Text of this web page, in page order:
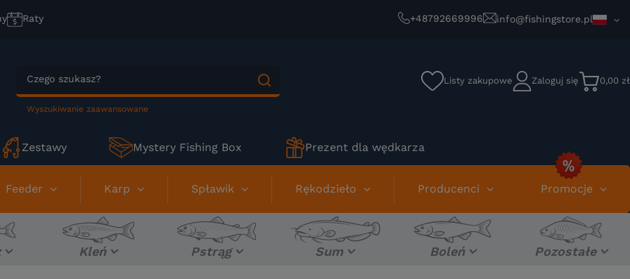
Raty +48792669996 info@fishingstore.pl
Wyszukiwanie zaawansowane
Listy zakupowe Zaloguj się 0,00 zł
Zestawy Mystery Fishing Box Prezent dla wędkarza
Feeder Karp Spławik Rękodzieło Producenci Promocje
Kleń Pstrąg Sum Boleń Pozostałe